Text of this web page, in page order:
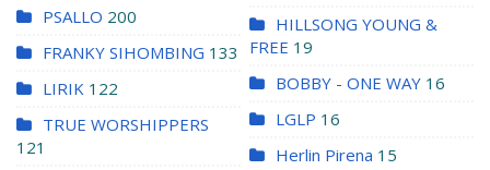
PSALLO 200
FRANKY SIHOMBING 133
LIRIK 122
TRUE WORSHIPPERS
121
HILLSONG YOUNG &
FREE 19
BOBBY - ONE WAY 16
LGLP 16
Herlin Pirena 15